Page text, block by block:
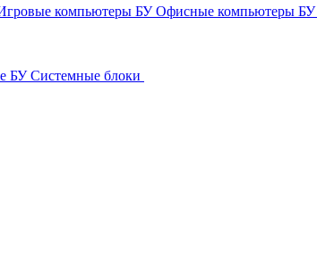
компьютеры БУОфисные компьютеры БУ
БУ Системные блоки